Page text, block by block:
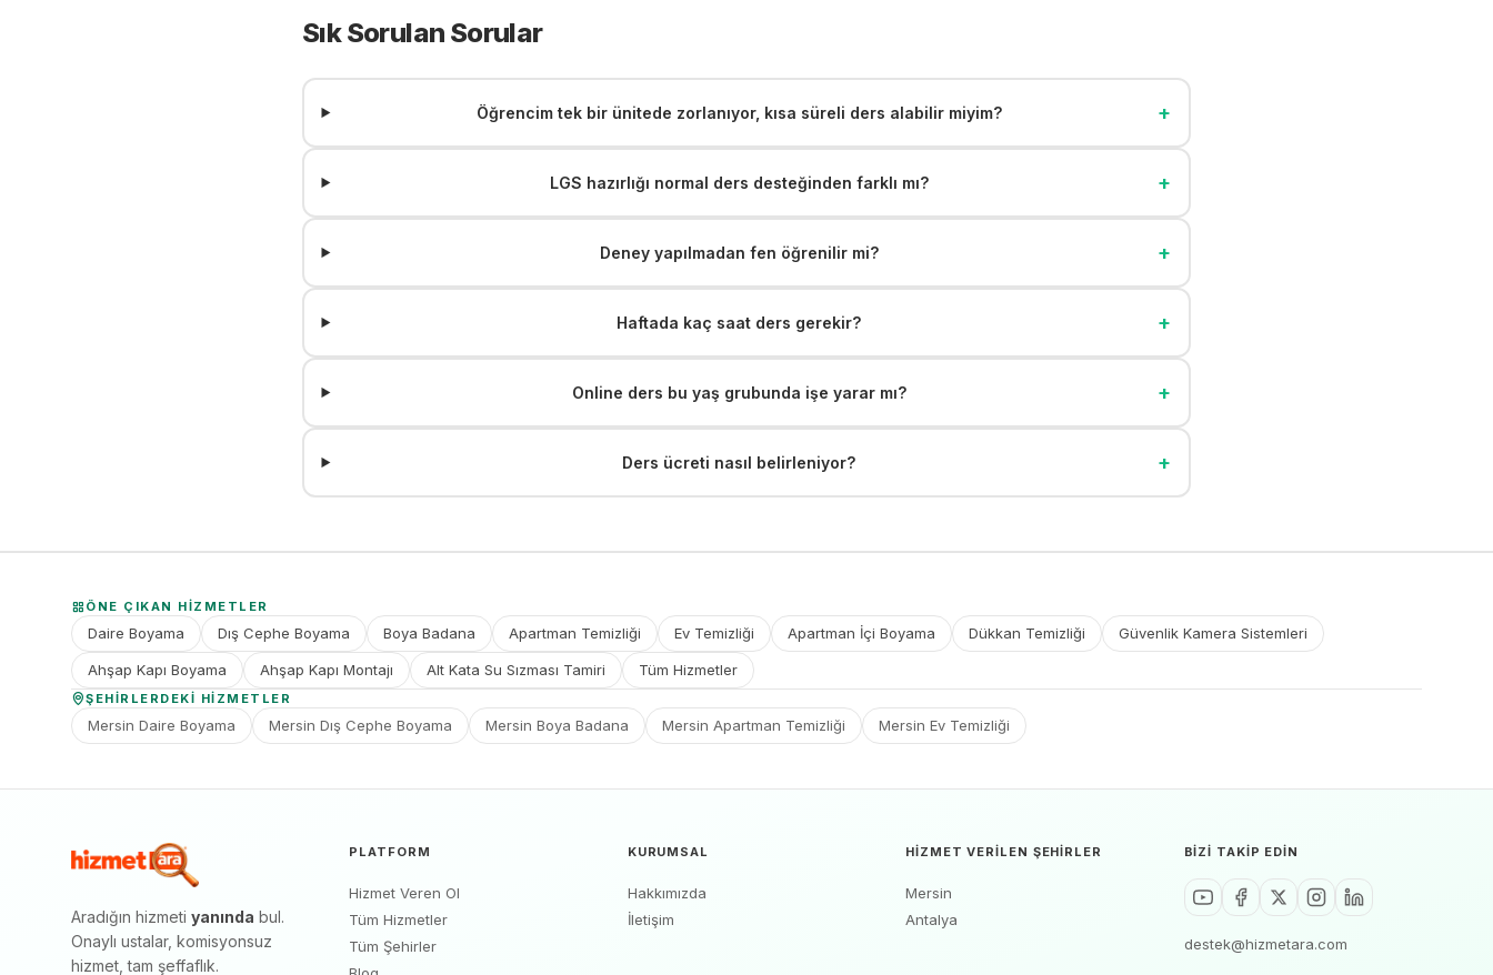
Sık Sorulan Sorular
Öğrencim tek bir ünitede zorlanıyor, kısa süreli ders alabilir miyim? +
LGS hazırlığı normal ders desteğinden farklı mı? +
Deney yapılmadan fen öğrenilir mi? +
Haftada kaç saat ders gerekir? +
Online ders bu yaş grubunda işe yarar mı? +
Ders ücreti nasıl belirleniyor? +
ÖNE ÇIKAN HIZMETLER
Daire Boyama Dış Cephe Boyama Boya Badana Apartman Temizliği Ev Temizliği Apartman İçi Boyama Dükkan Temizliği Güvenlik Kamera Sistemleri
Ahşap Kapı Boyama Ahşap Kapı Montajı Alt Kata Su Sızması Tamiri Tüm Hizmetler
ŞEHIRLERDEKI HIZMETLER
Mersin Daire Boyama Mersin Dış Cephe Boyama Mersin Boya Badana Mersin Apartman Temizliği Mersin Ev Temizliği
Aradığın hizmeti yanında bul.
Onaylı ustalar, komisyonsuz
hizmet, tam şeffaflık.
PLATFORM
Hizmet Veren Ol
Tüm Hizmetler
Tüm Şehirler
KURUMSAL
Hakkımızda
İletişim
HIZMET VERILEN ŞEHIRLER
Mersin
Antalya
BIZI TAKIP EDIN
destek@hizmetara.com